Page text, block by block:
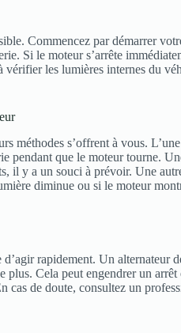
Commencez par démarrer
Si le moteur s’arrête
les lumières internes du
méthodes s’offrent à vous.
pendant que le moteur tourne.
il y a un souci à prévoir. Une
diminue ou si le moteur
d’agir rapidement. Un
plus. Cela peut engendrer un
cas de doute, consultez un